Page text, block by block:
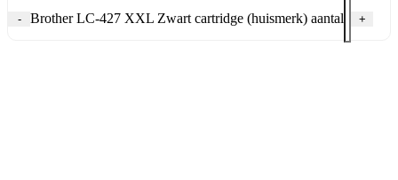
- Brother LC-427 XXL Zwart cartridge (huismerk) aantal +